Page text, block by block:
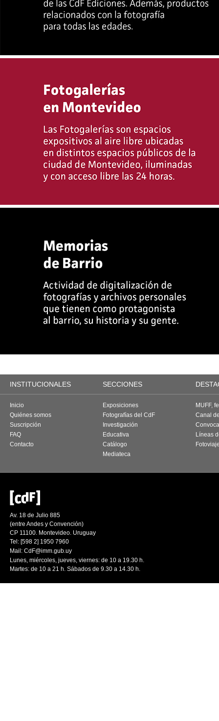
INSTITUCIONALES SECCIONES
Inicio
Quiénes somos
Suscripción
FAQ
Contacto
Exposiciones
Fotografías del CdF
Investigación
Educativa
Catálogo
Mediateca
MUFF,
Canal
Líneas
Av. 18 de Julio 885
(entre Andes y Convención)
CP 11100. Montevideo. Uruguay
Tel: [598 2] 1950 7960
Mail: CdF@imm.gub.uy
Lunes, miércoles, jueves, viernes: de 10 a 19.30 h.
Martes: de 10 a 21 h. Sábados de 9.30 a 14.30 h.